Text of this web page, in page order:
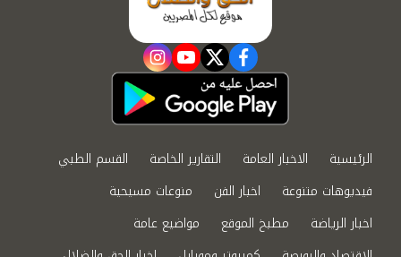
facebook
twitter
youtube
instagram
الرئيسية الاخبار العامة التقارير الخاصة
القسم الطبي
فيديوهات متنوعة
اخبار الفن
منوعات مسيحية
اخبار الرياضة
مطبخ الموقع
مواضيع عامة